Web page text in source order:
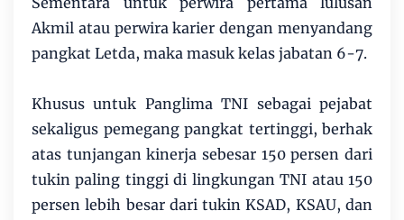
Akmil atau perwira karier dengan menyandang
pangkat Letda, maka masuk kelas jabatan 6-7.
Khusus untuk Panglima TNI sebagai pejabat
sekaligus pemegang pangkat tertinggi, berhak
atas tunjangan kinerja sebesar 150 persen dari
tukin paling tinggi di lingkungan TNI atau 150
persen lebih besar dari tukin KSAD, KSAU, dan